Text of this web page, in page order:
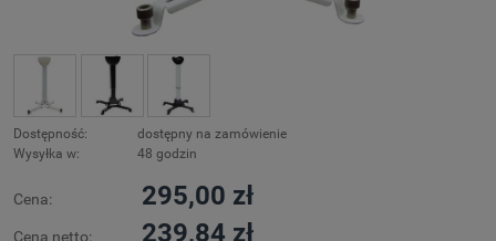
Dostępność:
dostępny na zamówienie
Wysyłka w:
48 godzin
Cena: 295,00 zł
Cena netto: 239,84 zł